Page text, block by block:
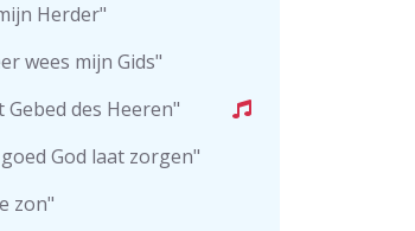
Herder"
wees mijn Gids"
des Heeren"
God laat zorgen"
zon"